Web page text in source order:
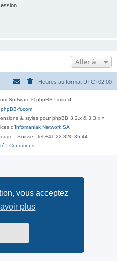
vous acceptez
plus
Aller à
Heures au format UTC+02:00
Software © phpBB Limited
phpBB-fr.com
& styles pour phpBB 3.2.x & 3.3.x »
d’ Infomaniak Network SA
- Suisse - tél +41 22 820 35 44
Conditions